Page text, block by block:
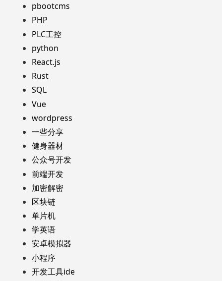
pbootcms
PHP
PLC工控
python
React.js
Rust
SQL
Vue
wordpress
一些分享
健身器材
公众号开发
前端开发
加密解密
区块链
单片机
学英语
安卓模拟器
小程序
开发工具ide